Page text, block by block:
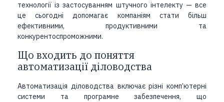
технології із застосуванням штучного інтелекту — все
це сьогодні допомагає компаніям стати більш
ефективними, продуктивними та
конкурентоспроможними.
Що входить до поняття
автоматизації діловодства
Автоматизація діловодства включає різні комп’ютерні
системи та програмне забезпечення, що